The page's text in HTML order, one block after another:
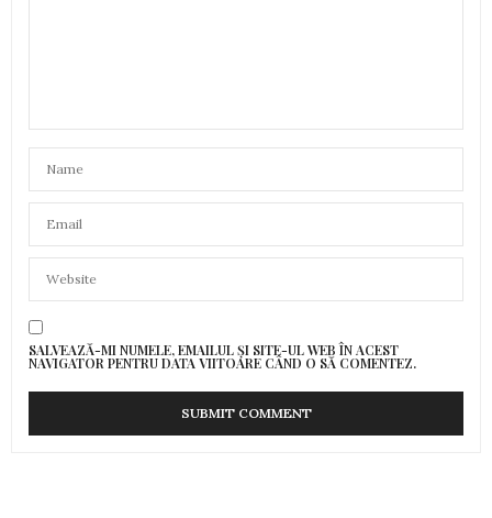
SALVEAZĂ-MI NUMELE, EMAILUL ȘI SITE-UL WEB ÎN ACEST
NAVIGATOR PENTRU DATA VIITOARE CÂND O SĂ COMENTEZ.